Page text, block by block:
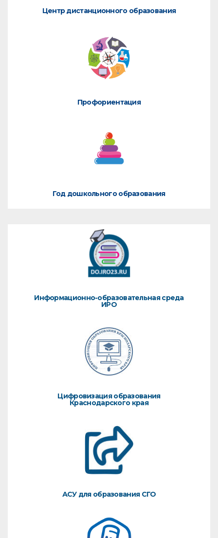
Центр дистанционного образования
Профориентация
Год дошкольного образования
Информационно-образовательная среда
ИРО
Цифровизация образования
Краснодарского края
АСУ для образования СГО